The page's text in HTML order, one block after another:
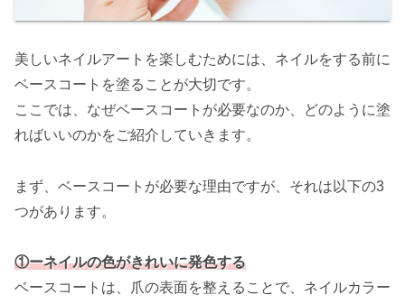
美しいネイルアートを楽しむためには、ネイルをする前に
ベースコートを塗ることが大切です。
ここでは、なぜベースコートが必要なのか、どのように塗
ればいいのかをご紹介していきます。
まず、ベースコートが必要な理由ですが、それは以下の3
つがあります。
①ーネイルの色がきれいに発色する
ベースコートは、爪の表面を整えることで、ネイルカラー